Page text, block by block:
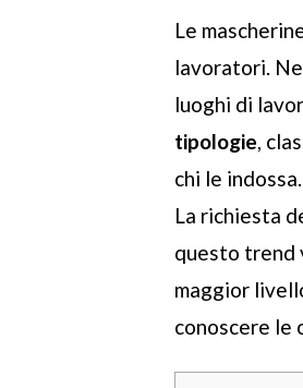
Le
lavoratori.
luoghi di
tipologie,
chi le indossa.
La richiesta
questo trend
maggior
conoscere le